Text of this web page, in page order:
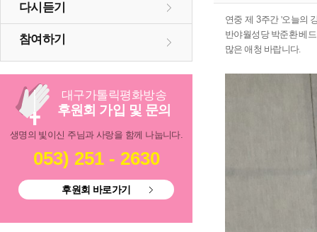
다시듣기
참여하기
대구가톨릭평화방송
후원회 가입 및 문의
생명의 빛이신 주님과 사랑을 함께 나눕니다.
053) 251 - 2630
후원회 바로가기
연중 제 3주간 '오늘의
반야월성당 박준환 베
많은 애청 바랍니다.